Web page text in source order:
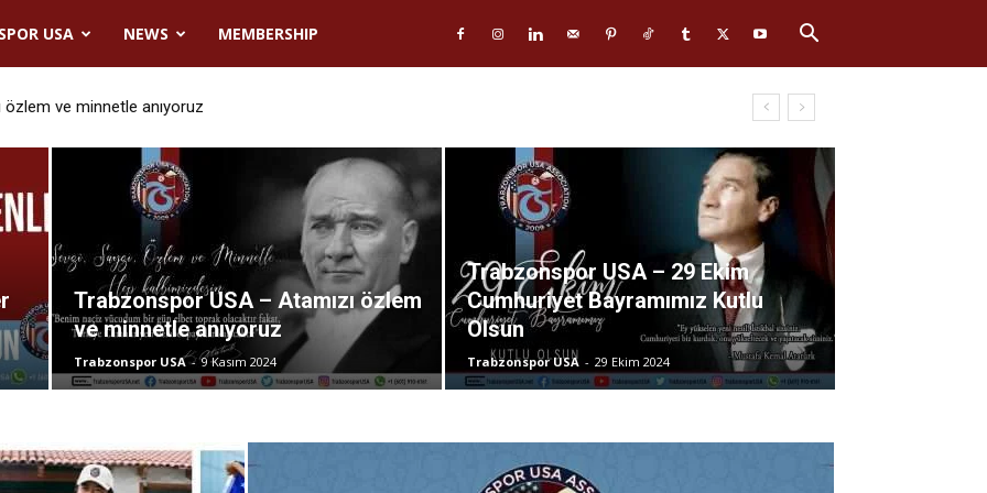
USA NEWS MEMBERSHIP
ve minnetle anıyoruz
Cumhuriyet Bayramımız Kutlu Olsun
Trabzonspor USA – Atamızı özlem
ve minnetle anıyoruz
Trabzonspor USA - 9 Kasım 2024
Trabzonspor USA – 29 Ekim
Cumhuriyet Bayramımız Kutlu
Olsun
Trabzonspor USA - 29 Ekim 2024